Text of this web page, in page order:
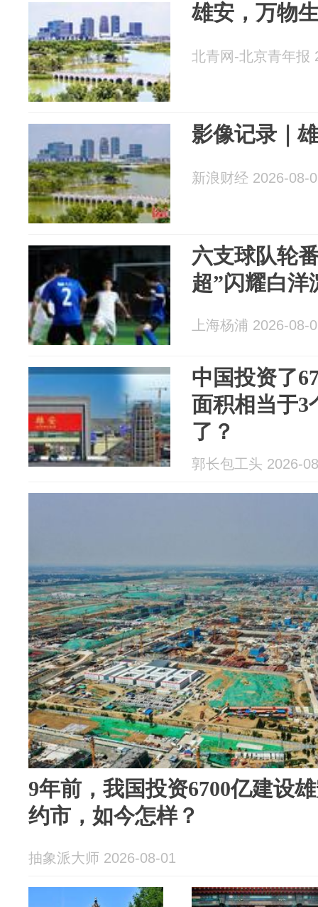
雄安，万物
北青网-北京青年报
影像记录｜
新浪财经 2026-08-
六支球队轮
超”闪耀白洋
上海杨浦 2026-08-
中国投资了
面积相当于3
了？
郭长包工头 2026-
9年前，我国投资6700亿建设
约市，如今怎样？
抽象派大师 2026-08-01